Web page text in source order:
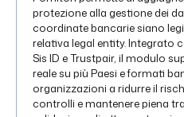
protezione alla gestione dei
coordinate bancarie siano
relativa legal entity. Integrato
Sis ID e Trustpair, il modulo
reale su più Paesi e formati
organizzazioni a ridurre il
controlli e mantenere piena